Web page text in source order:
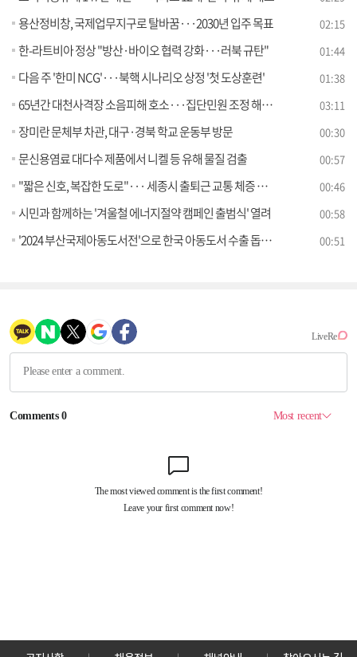
용산정비창, 국제업무지구로 탈바꿈···2030년 입주 목표 02:15
한-라트비아 정상 "방산·바이오 협력 강화···러북 규탄" 01:44
다음 주 '한미 NCG'···북핵 시나리오 상정 '첫 도상훈련' 01:38
65년간 대천사격장 소음피해 호소···집단민원 조정 해결 실마리 [정책현장+] 03:11
장미란 문체부 차관, 대구·경북 학교 운동부 방문 00:30
문신용염료 대다수 제품에서 니켈 등 유해 물질 검출 00:57
"짧은 신호, 복잡한 도로"··· 세종시 출퇴근 교통 체증 해소 나선다 00:46
시민과 함께하는 '겨울철 에너지절약 캠페인 출범식' 열려 00:58
'2024 부산국제아동도서전'으로 한국 아동도서 수출 돕는다 00:51